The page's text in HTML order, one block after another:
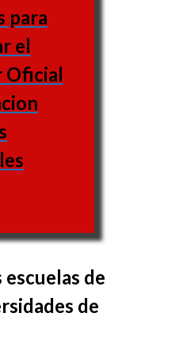
para
el
Oficial
materias
a
de
de